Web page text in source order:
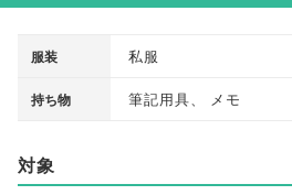
服装 私服
持ち物 筆記用具 メモ
対象